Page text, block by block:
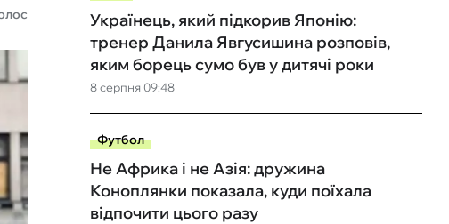
8 серпня 09:48
Українець, який підкорив Японію:
тренер Данила Явгусишина розповів,
яким борець сумо був у дитячі роки
Футбол
Не Африка і не Азія: дружина
Коноплянки показала, куди поїхала
відпочити цього разу